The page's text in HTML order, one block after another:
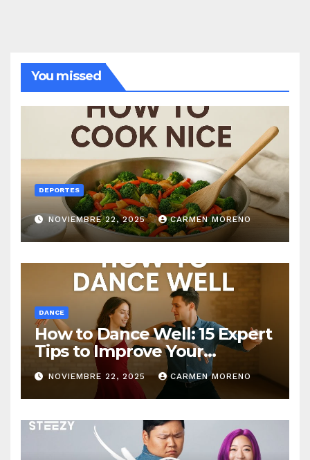
You missed
DEPORTES
NOVIEMBRE 22, 2025 CARMEN MORENO
DANCE
How to Dance Well: 15 Expert
Tips to Improve Your
Dancing Skills Fast
NOVIEMBRE 22, 2025 CARMEN MORENO